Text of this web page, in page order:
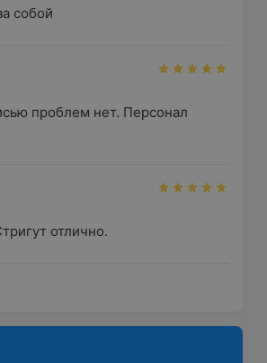
собой
проблем нет. Персонал
отлично.